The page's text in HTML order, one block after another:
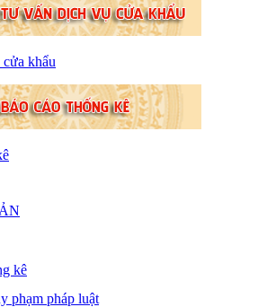
khẩu
kê
phạm pháp luật